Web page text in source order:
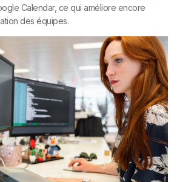
Calendar, ce qui améliore encore
des équipes.